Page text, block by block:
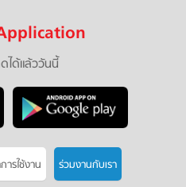
ได้แล้ววันนี้
ารใช้งาน ร่วมงานกับเรา